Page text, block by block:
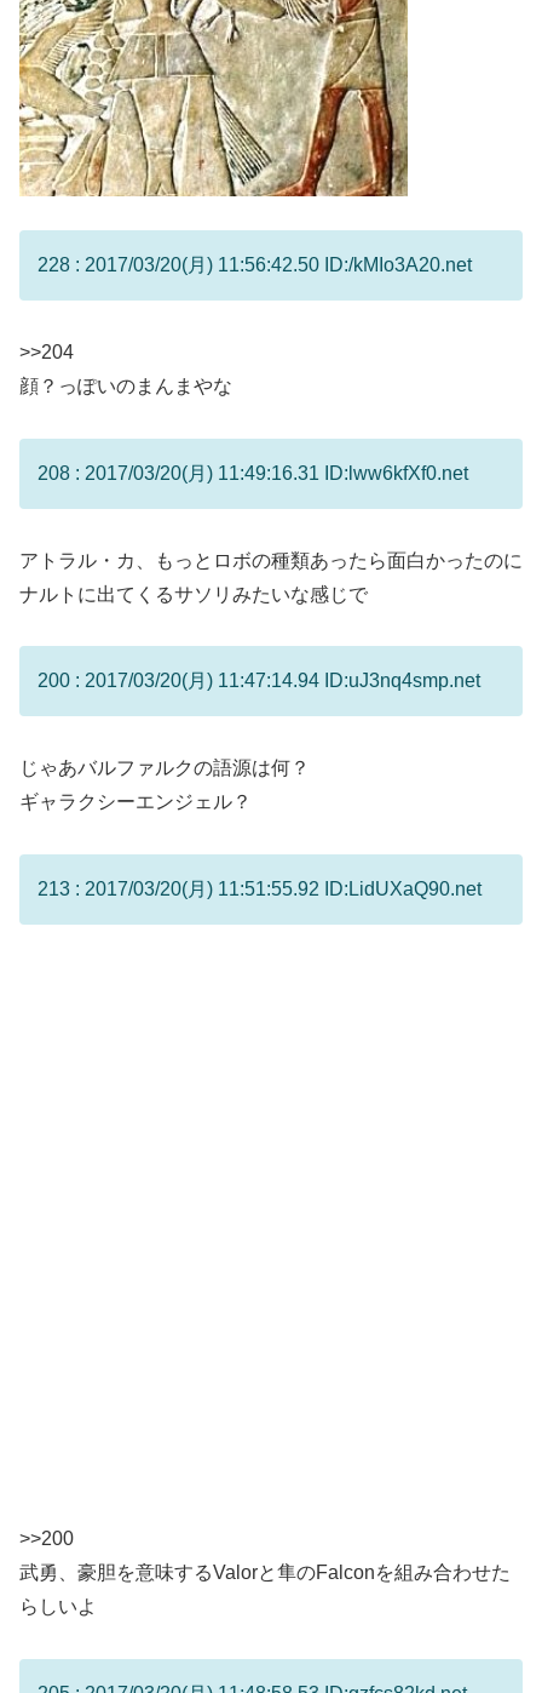
228 : 2017/03/20(月) 11:56:42.50 ID:/kMIo3A20.net
>>204
顔？っぽいのまんまやな
208 : 2017/03/20(月) 11:49:16.31 ID:lww6kfXf0.net
アトラル・カ、もっとロボの種類あったら面白かったのに
ナルトに出てくるサソリみたいな感じで
200 : 2017/03/20(月) 11:47:14.94 ID:uJ3nq4smp.net
じゃあバルファルクの語源は何？
ギャラクシーエンジェル？
213 : 2017/03/20(月) 11:51:55.92 ID:LidUXaQ90.net
>>200
武勇、豪胆を意味するValorと隼のFalconを組み合わせた
らしいよ